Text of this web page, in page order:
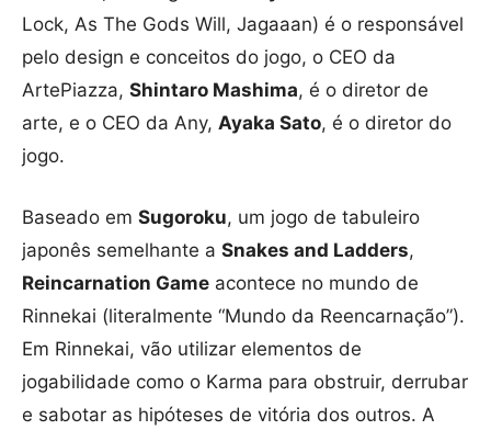
Lock, As The Gods Will, Jagaaan) é o responsável
pelo design e conceitos do jogo, o CEO da
ArtePiazza, Shintaro Mashima, é o diretor de
arte, e o CEO da Any, Ayaka Sato, é o diretor do
jogo.
Baseado em Sugoroku, um jogo de tabuleiro
japonês semelhante a Snakes and Ladders,
Reincarnation Game acontece no mundo de
Rinnekai (literalmente “Mundo da Reencarnação”).
Em Rinnekai, vão utilizar elementos de
jogabilidade como o Karma para obstruir, derrubar
e sabotar as hipóteses de vitória dos outros. A